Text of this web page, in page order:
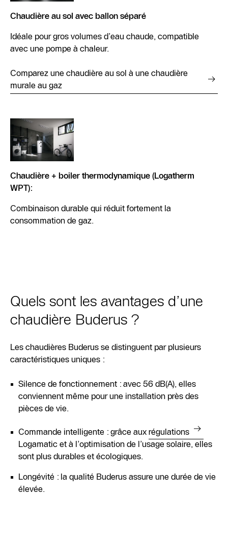
Chaudière au sol avec ballon séparé
Idéale pour gros volumes d’eau chaude, compatible
avec une pompe à chaleur.
Comparez une chaudière au sol à une chaudière
murale au gaz
Chaudière + boiler thermodynamique (Logatherm
WPT):
Combinaison durable qui réduit fortement la
consommation de gaz.
Quels sont les avantages d’une
chaudière Buderus ?
Les chaudières Buderus se distinguent par plusieurs
caractéristiques uniques :
Silence de fonctionnement : avec 56 dB(A), elles
conviennent même pour une installation près des
pièces de vie.
Commande intelligente : grâce aux régulations
Logamatic et à l’optimisation de l’usage solaire, elles
sont plus durables et écologiques.
Longévité : la qualité Buderus assure une durée de vie
élevée.